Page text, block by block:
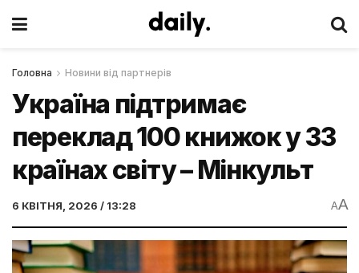
Головна Новини від партнерів
Україна підтримає
переклад 100 книжок у 33
країнах світу – Мінкульт
6 КВІТНЯ, 2026 / 13:28 AA